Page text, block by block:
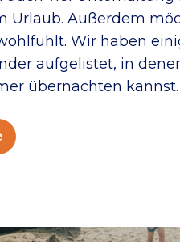
Urlaub. Außerdem
Wir haben
aufgelistet, in
übernachten kannst.